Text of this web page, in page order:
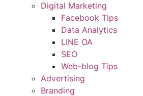
Digital Marketing
Facebook Tips
Data Analytics
LINE OA
SEO
Web-blog Tips
Advertising
Branding